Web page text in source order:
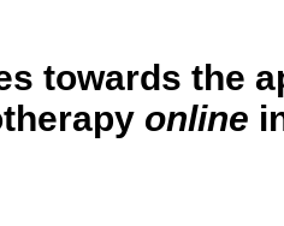
towards the
online